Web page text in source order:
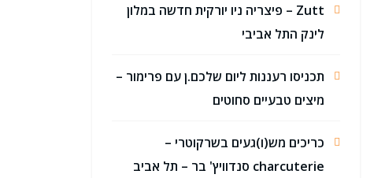
Zutt – פיצריה ניו יורקית חדשה במלון
לינק התל אביבי
תכניסו רעננות ליום שלכם.ן עם פרימור –
מיצים טבעיים סחוטים
כריכים מש(ו)געים בשרקוטרי –
charcuterie סנדוויץ' בר – תל אביב